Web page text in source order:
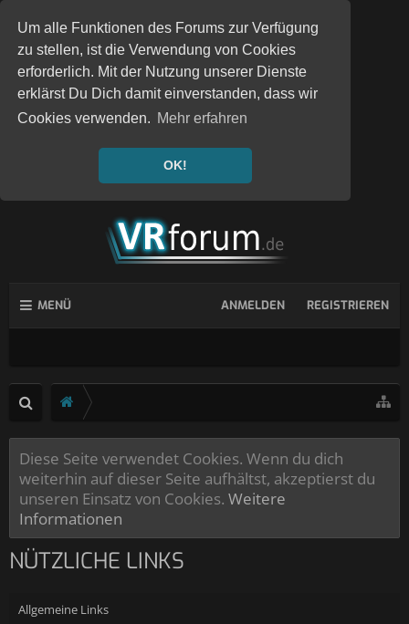
Um alle Funktionen des Forums zur Verfügung
zu stellen, ist die Verwendung von Cookies
erforderlich. Mit der Nutzung unserer Dienste
erklärst Du Dich damit einverstanden, dass wir
Cookies verwenden. Mehr erfahren
OK!
MENÜ ANMELDEN REGISTRIEREN
Diese Seite verwendet Cookies. Wenn du dich
weiterhin auf dieser Seite aufhältst, akzeptierst du
unseren Einsatz von Cookies. Weitere
Informationen
NÜTZLICHE LINKS
Allgemeine Links